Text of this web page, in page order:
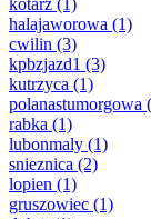
kotarz (1)
halajaworowa (1)
cwilin (3)
kpbzjazd1 (3)
kutrzyca (1)
polanastumorgowa
rabka (1)
lubonmaly (1)
snieznica (2)
lopien (1)
gruszowiec (1)